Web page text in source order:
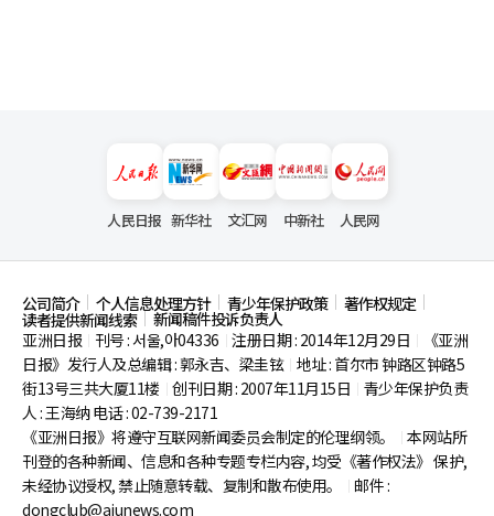
人民日报 新华社 文汇网 中新社 人民网
公司简介 个人信息处理方针 青少年保护政策 著作权规定
读者提供新闻线索
新闻稿件投诉负责人
亚洲日报
刊号 : 서울,아04336 注册日期 : 2014年12月29日
《亚洲
日报》发行人及总编辑 : 郭永吉、梁圭铉 地址 : 首尔市钟路区钟路5
街13号三共大厦11楼 创刊日期 : 2007年11月15日
青少年保护负责
人 : 王海纳 电话 : 02-739-2171
《亚洲日报》将遵守互联网新闻委员会制定的伦理纲领。
本网站所
刊登的各种新闻、信息和各种专题专栏内容, 均受《著作权法》 保护,
未经协议授权, 禁止随意转载、复制和散布使用。
邮件 :
dongclub@ajunews.com